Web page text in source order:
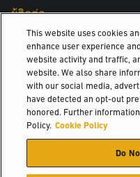
ผู้ติดต่อ
ค้นหาตัวแทนจำหน่าย
ค้นพบ
เกี่ยวกับเรา
Hyster-Yale Materials Handling
This website uses cookies
enhance user experience
website activity and traffic,
website. We also share
with our social media,
have detected an opt-out
honored. Further
Policy. Cookie Policy
Do